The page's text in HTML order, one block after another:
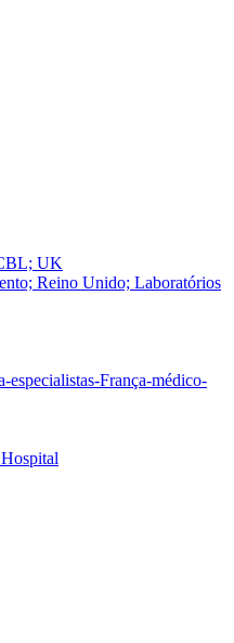
UK
Reino Unido; Laboratórios
especialistas-França-médico-